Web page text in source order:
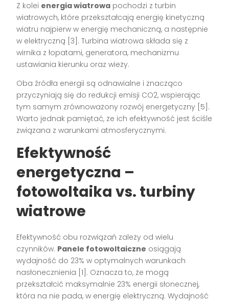
Z kolei energia wiatrowa pochodzi z turbin
wiatrowych, które przekształcają energię kinetyczną
wiatru najpierw w energię mechaniczną, a następnie
w elektryczną [3]. Turbina wiatrowa składa się z
wirnika z łopatami, generatora, mechanizmu
ustawiania kierunku oraz wieży.
Oba źródła energii są odnawialne i znacząco
przyczyniają się do redukcji emisji CO2, wspierając
tym samym zrównoważony rozwój energetyczny [5].
Warto jednak pamiętać, że ich efektywność jest ściśle
związana z warunkami atmosferycznymi.
Efektywność
energetyczna –
fotowoltaika vs. turbiny
wiatrowe
Efektywność obu rozwiązań zależy od wielu
czynników. Panele fotowoltaiczne osiągają
wydajność do 23% w optymalnych warunkach
nasłonecznienia [1]. Oznacza to, że mogą
przekształcić maksymalnie 23% energii słonecznej,
która na nie pada, w energię elektryczną. Wydajność